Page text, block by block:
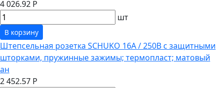
4 026.92 Р
шт
В корзину
Штепсельная розетка SCHUKO 16А / 250В с защитными
шторками, пружинные зажимы; термопласт; матовый
ан
2 452.57 Р